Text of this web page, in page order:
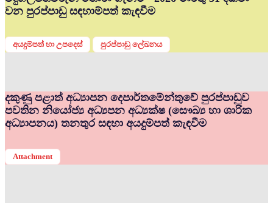
වන පුරප්පාඩු සඳහාම්පත් කැඳවීම
අයදුම්පත් හා උපදෙස් පුරප්පාඩු ලේඛනය
දකුණු පළාත් අධ්‍යාපන දෙපාර්තමේන්තුවේ පුරප්පාඩුව
පවතින නියෝජ්‍ය අධ්‍යපන අධ්‍යක්ෂ (සෞඛ්‍ය හා ශාරික
අධ්‍යාපනය) තනතුර සඳහා අයදුම්පත් කැඳවීම
Attachment